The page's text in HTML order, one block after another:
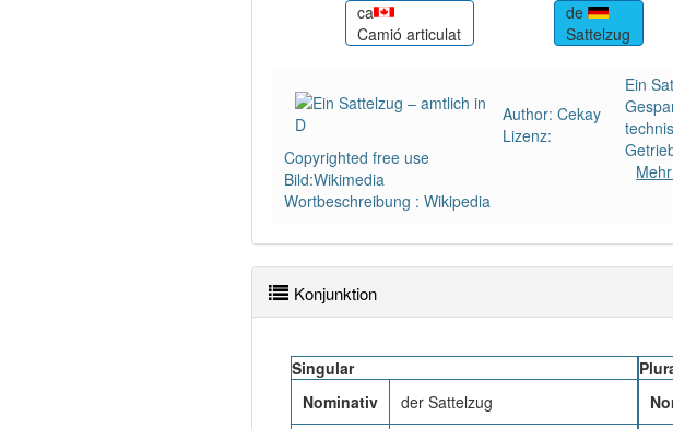
ca
Camió articulat
de
Sattelzug
Author: Cekay
Lizenz:
Copyrighted free use
Bild:Wikimedia
Wortbeschreibung : Wikipedia
Ein
Konjunktion
Singular
Nominativ
der Sattelzug